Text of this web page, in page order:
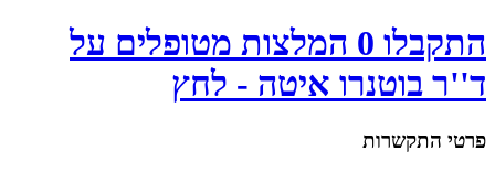
התקבלו 0 המלצות מטופלים על
ד''ר בוטנרו איטה - לחץ
פרטי התקשרות